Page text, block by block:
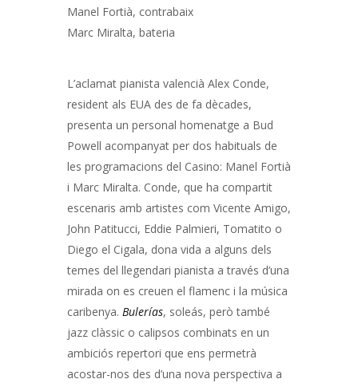
Manel Fortià, contrabaix
Marc Miralta, bateria
L’aclamat pianista valencià Alex Conde,
resident als EUA des de fa dècades,
presenta un personal homenatge a Bud
Powell acompanyat per dos habituals de
les programacions del Casino: Manel Fortià
i Marc Miralta. Conde, que ha compartit
escenaris amb artistes com Vicente Amigo,
John Patitucci, Eddie Palmieri, Tomatito o
Diego el Cigala, dona vida a alguns dels
temes del llegendari pianista a través d’una
mirada on es creuen el flamenc i la música
caribenya. Bulerías, soleás, però també
jazz clàssic o calipsos combinats en un
ambiciós repertori que ens permetrà
acostar-nos des d’una nova perspectiva a